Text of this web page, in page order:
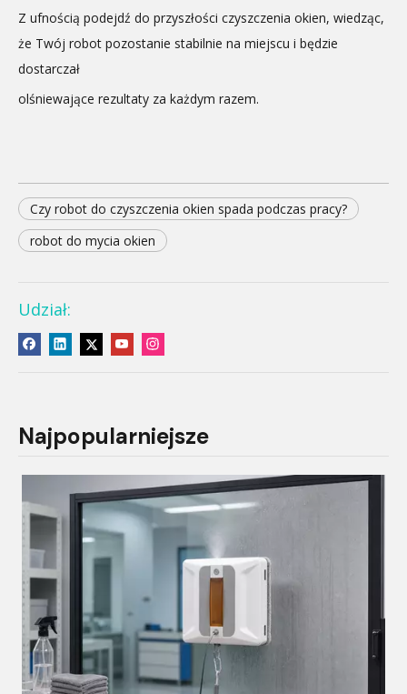
Z ufnością podejdź do przyszłości czyszczenia okien, wiedząc,
że Twój robot pozostanie stabilnie na miejscu i będzie
dostarczał
olśniewające rezultaty za każdym razem.
Czy robot do czyszczenia okien spada podczas pracy?
robot do mycia okien
Udział:
Najpopularniejsze